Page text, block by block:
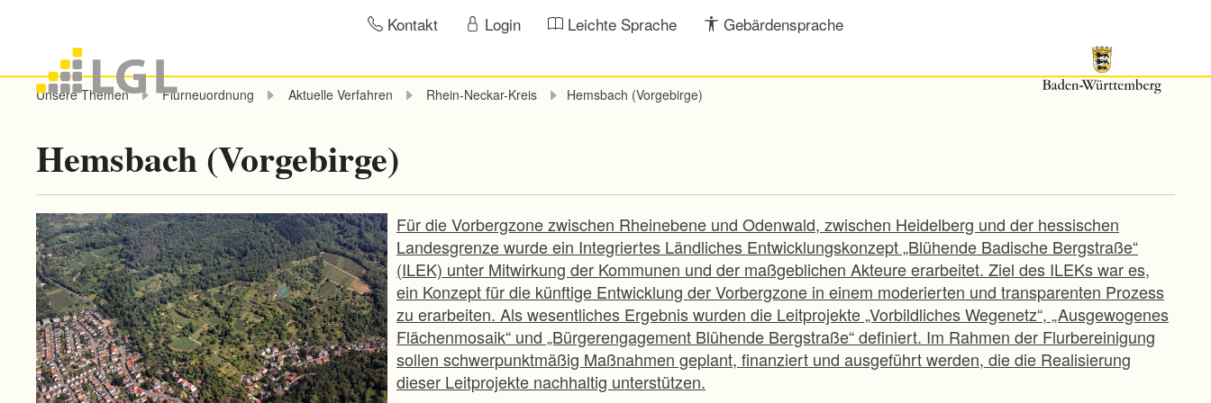
Kontakt Login Leichte Sprache Gebärdensprache
Unsere Themen Flurneuordnung Aktuelle Verfahren Rhein-Neckar-Kreis Hemsbach (Vorgebirge)
Hemsbach (Vorgebirge)
Für die Vorbergzone zwischen Rheinebene und Odenwald, zwischen Heidelberg und der hessischen
Landesgrenze wurde ein Integriertes Ländliches Entwicklungskonzept „Blühende Badische Bergstraße“
(ILEK) unter Mitwirkung der Kommunen und der maßgeblichen Akteure erarbeitet. Ziel des ILEKs war es,
ein Konzept für die künftige Entwicklung der Vorbergzone in einem moderierten und transparenten Prozess
zu erarbeiten. Als wesentliches Ergebnis wurden die Leitprojekte „Vorbildliches Wegenetz“, „Ausgewogenes
Flächenmosaik“ und „Bürgerengagement Blühende Bergstraße“ definiert. Im Rahmen der Flurbereinigung
sollen schwerpunktmäßig Maßnahmen geplant, finanziert und ausgeführt werden, die die Realisierung
dieser Leitprojekte nachhaltig unterstützen.